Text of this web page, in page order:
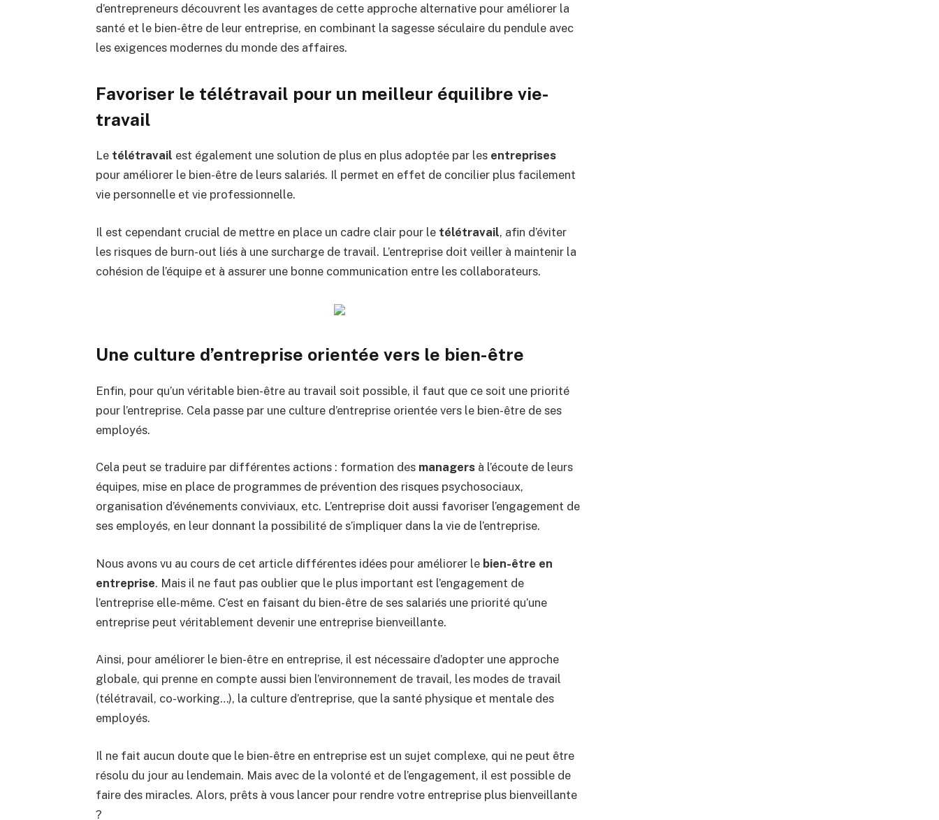
d’entrepreneurs découvrent les avantages de cette approche alternative pour améliorer la
santé et le bien-être de leur entreprise, en combinant la sagesse séculaire du pendule avec
les exigences modernes du monde des affaires.
Favoriser le télétravail pour un meilleur équilibre vie-
travail
Le télétravail est également une solution de plus en plus adoptée par les entreprises
pour améliorer le bien-être de leurs salariés. Il permet en effet de concilier plus facilement
vie personnelle et vie professionnelle.
Il est cependant crucial de mettre en place un cadre clair pour le télétravail, afin d’éviter
les risques de burn-out liés à une surcharge de travail. L’entreprise doit veiller à maintenir la
cohésion de l’équipe et à assurer une bonne communication entre les collaborateurs.
Une culture d’entreprise orientée vers le bien-être
Enfin, pour qu’un véritable bien-être au travail soit possible, il faut que ce soit une priorité
pour l’entreprise. Cela passe par une culture d’entreprise orientée vers le bien-être de ses
employés.
Cela peut se traduire par différentes actions : formation des managersà l’écoute de leurs
équipes, mise en place de programmes de prévention des risques psychosociaux,
organisation d’événements conviviaux, etc. L’entreprise doit aussi favoriser l’engagement de
ses employés, en leur donnant la possibilité de s’impliquer dans la vie de l’entreprise.
Nous avons vu au cours de cet article différentes idées pour améliorer le bien-être en
entreprise. Mais il ne faut pas oublier que le plus important est l’engagement de
l’entreprise elle-même. C’est en faisant du bien-être de ses salariés une priorité qu’une
entreprise peut véritablement devenir une entreprise bienveillante.
Ainsi, pour améliorer le bien-être en entreprise, il est nécessaire d’adopter une approche
globale, qui prenne en compte aussi bien l’environnement de travail, les modes de travail
(télétravail, co-working…), la culture d’entreprise, que la santé physique et mentale des
employés.
Il ne fait aucun doute que le bien-être en entreprise est un sujet complexe, qui ne peut être
résolu du jour au lendemain. Mais avec de la volonté et de l’engagement, il est possible de
faire des miracles. Alors, prêts à vous lancer pour rendre votre entreprise plus bienveillante
?